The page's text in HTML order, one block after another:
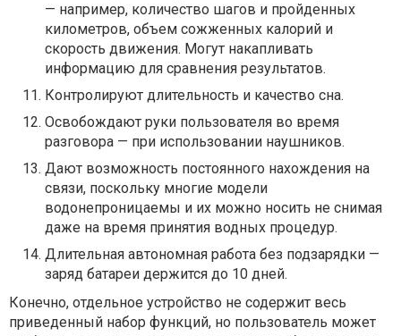
— например, количество шагов и пройденных
километров, объем сожженных калорий и
скорость движения. Могут накапливать
информацию для сравнения результатов.
Контролируют длительность и качество сна.
Освобождают руки пользователя во время
разговора — при использовании наушников.
Дают возможность постоянного нахождения на
связи, поскольку многие модели
водонепроницаемы и их можно носить не снимая
даже на время принятия водных процедур.
Длительная автономная работа без подзарядки —
заряд батареи держится до 10 дней.
Конечно, отдельное устройство не содержит весь
приведенный набор функций, но пользователь может